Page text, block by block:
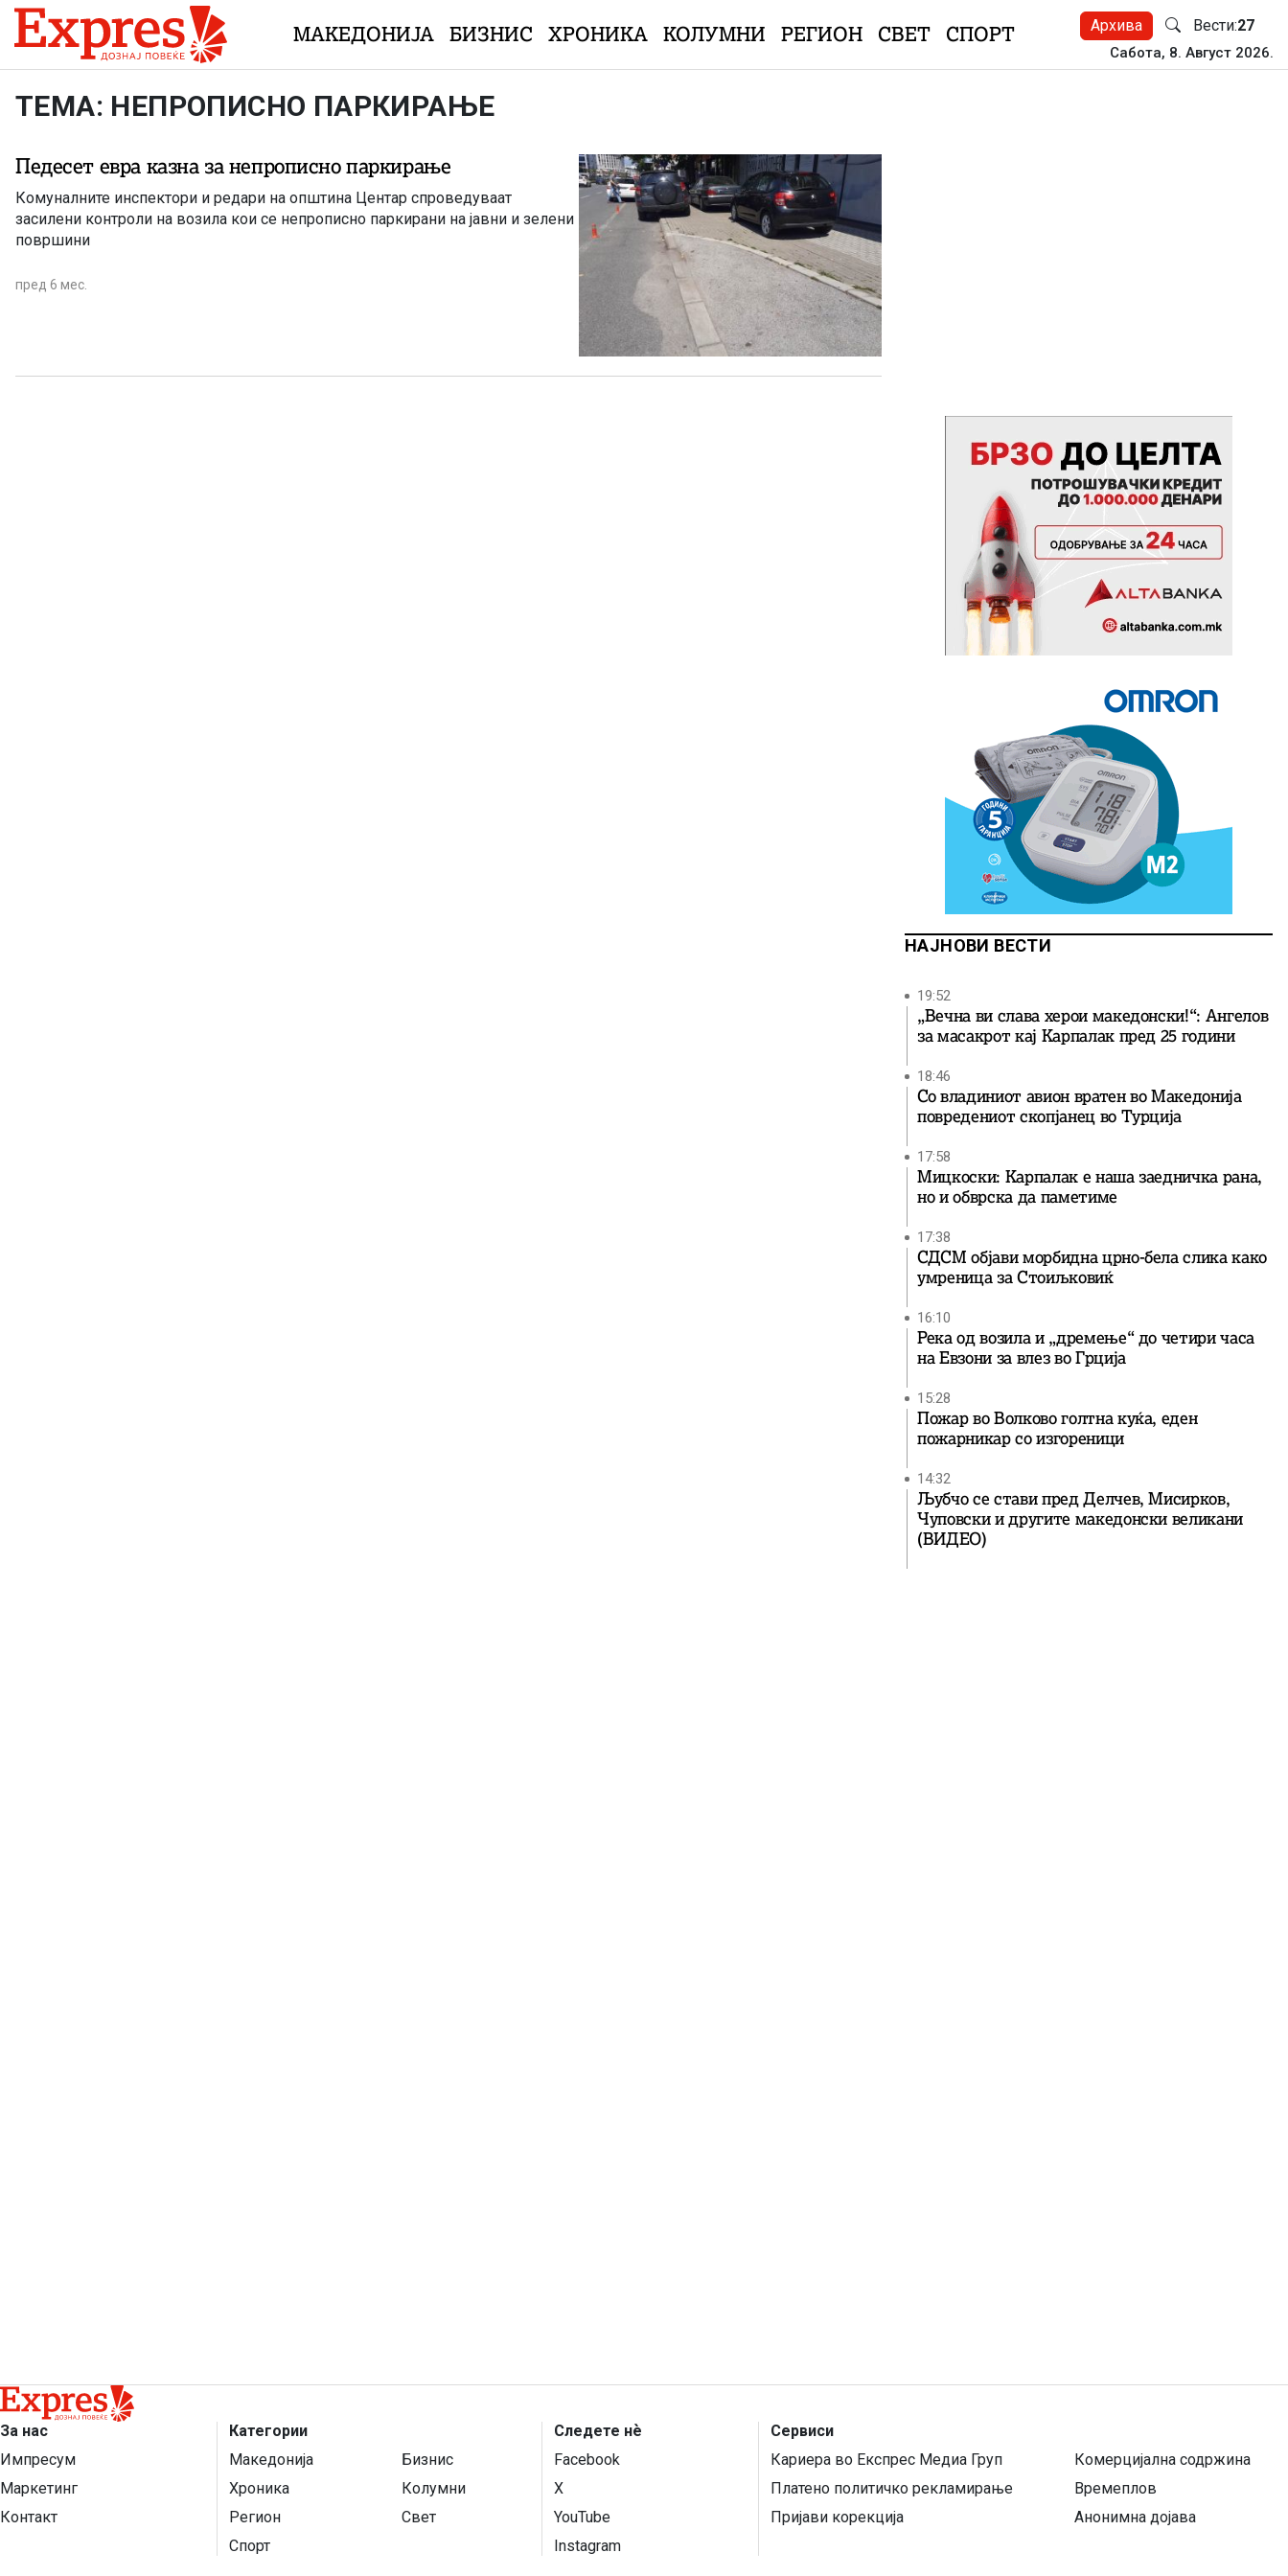
Skip to content
МАКЕДОНИЈА БИЗНИС ХРОНИКА КОЛУМНИ РЕГИОН СВЕТ СПОРТ Архива Вести:27
Сабота, 8. Август 2026.
ТЕМА: НЕПРОПИСНО ПАРКИРАЊЕ
Педесет евра казна за непрописно паркирање
Комуналните инспектори и редари на општина Центар спроведуваат
засилени контроли на возила кои се непрописно паркирани на јавни и зелени
површини
пред 6 мес.
НАЈНОВИ ВЕСТИ
19:52
„Вечна ви слава херои македонски!“: Ангелов
за масакрот кај Карпалак пред 25 години
18:46
Со владиниот авион вратен во Македонија
повредениот скопјанец во Турција
17:58
Мицкоски: Карпалак е наша заедничка рана,
но и обврска да паметиме
17:38
СДСМ објави морбидна црно-бела слика како
умреница за Стоиљковиќ
16:10
Река од возила и „дремење“ до четири часа
на Евзони за влез во Грција
15:28
Пожар во Волково голтна куќа, еден
пожарникар со изгореници
14:32
Љубчо се стави пред Делчев, Мисирков,
Чуповски и другите македонски великани
(ВИДЕО)
За нас
Импресум
Маркетинг
Контакт
Категории
Македонија
Бизнис
Хроника
Колумни
Регион
Свет
Спорт
Следете нѐ
Facebook
X
YouTube
Instagram
Сервиси
Кариера во Експрес Медиа Груп
Комерцијална содржина
Платено политичко рекламирање
Времеплов
Пријави корекција
Анонимна дојава